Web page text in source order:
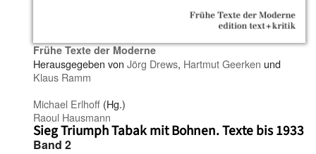
Frühe Texte der Moderne
Herausgegeben von Jörg Drews, Hartmut Geerken und
Klaus Ramm
Michael Erlhoff (Hg.)
Raoul Hausmann
Sieg Triumph Tabak mit Bohnen. Texte bis 1933
Band 2